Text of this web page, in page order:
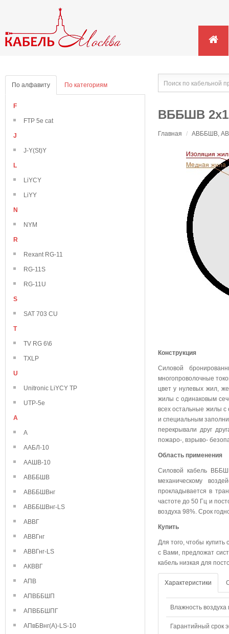
По алфавиту По категориям
F
FTP 5e cat
J
J-Y(St)Y
L
LiYCY
LiYY
N
NYM
R
Rexant RG-11
RG-11S
RG-11U
S
SAT 703 CU
T
TV RG 6\6
TXLP
U
Unitronic LiYCY TP
UTP-5e
А
А
ААБЛ-10
ААШВ-10
АВББШВ
АВББШВнг
АВББШВнг-LS
АВВГ
АВВГнг
АВВГнг-LS
АКВВГ
АПВ
АПВББШП
АПВББШПГ
АПвБВнг(А)-LS-10
ВББШВ
Главная / АВББШВ,
Конструкция
Силовой
многопроволочные
цвет у нулевых жил,
жилы с одинаковым
всех остальные жилы с
и специальным
перекрывали друг
пожаро-, взрыво-
Область применения
Силовой кабель
механическому
прокладывается в
частоте до 50 Гц и
воздуха 98%. Срок
Купить
Для того, чтобы
с Вами, предложат
кабель низкая для
Характеристики
Влажность воздуха
Гарантийный срок